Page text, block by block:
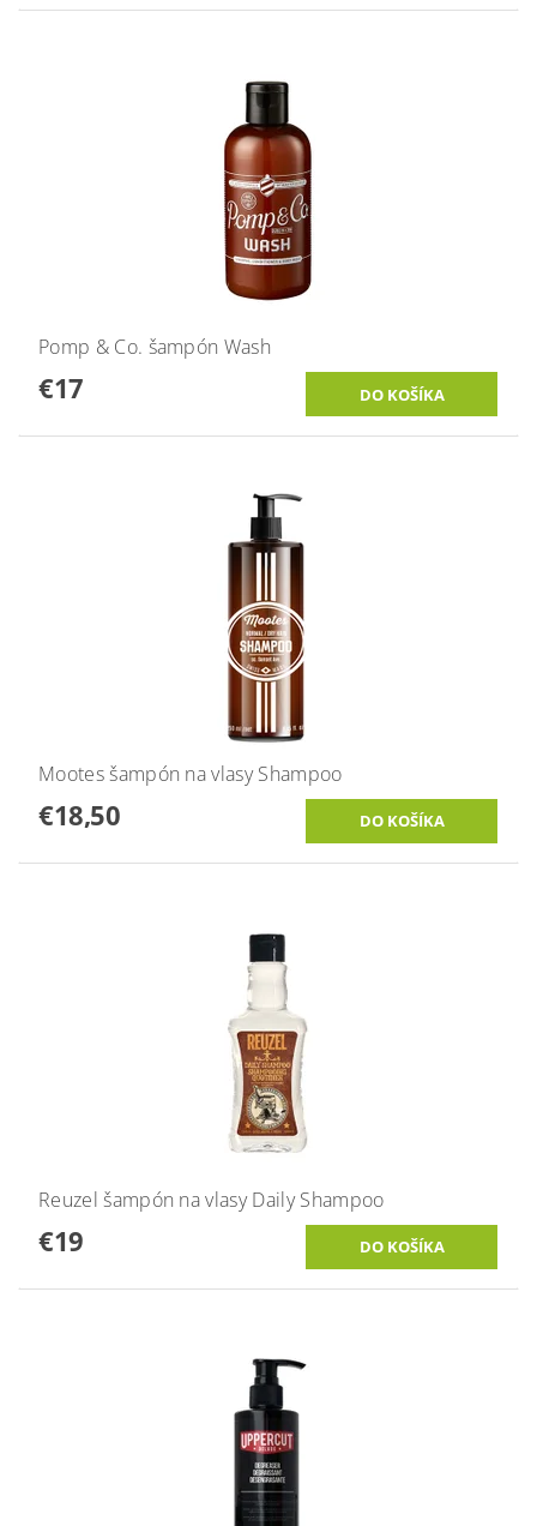
Pomp & Co. šampón Wash
€17
Mootes šampón na vlasy Shampoo
€18,50
Reuzel šampón na vlasy Daily Shampoo
€19